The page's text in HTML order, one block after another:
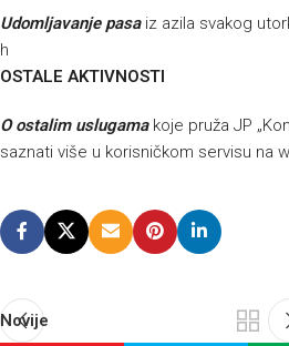
Udomljavanje pasaiz azila svakog
h
OSTALE AKTIVNOSTI
O ostalim uslugamakoje pruža JP
saznati više u korisničkom servisu na
Novije